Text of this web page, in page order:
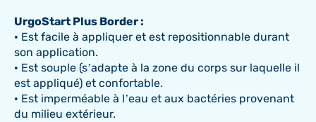
UrgoStart Plus Border :
• Est facile à appliquer et est repositionnable durant
son application.
• Est souple (s’adapte à la zone du corps sur laquelle il
est appliqué) et confortable.
• Est imperméable à l’eau et aux bactéries provenant
du milieu extérieur.